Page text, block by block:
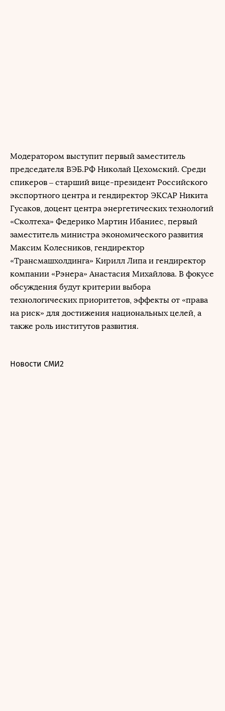
Модератором выступит первый заместитель
председателя ВЭБ.РФ Николай Цехомский. Среди
спикеров – старший вице-президент Российского
экспортного центра и гендиректор ЭКСАР Никита
Гусаков, доцент центра энергетических технологий
«Сколтеха» Федерико Мартин Ибаниес, первый
заместитель министра экономического развития
Максим Колесников, гендиректор
«Трансмашхолдинга» Кирилл Липа и гендиректор
компании «Рэнера» Анастасия Михайлова. В фокусе
обсуждения будут критерии выбора
технологических приоритетов, эффекты от «права
на риск» для достижения национальных целей, а
также роль институтов развития.
Новости СМИ2